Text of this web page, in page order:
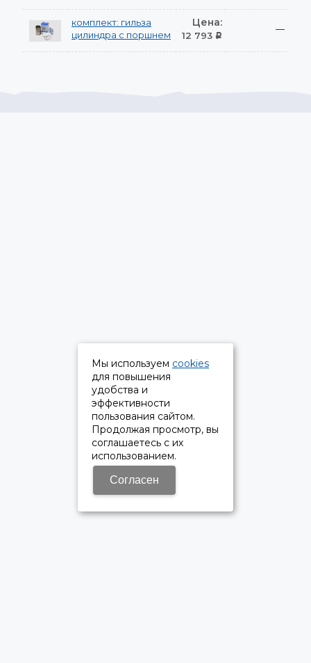
комплект: гильза
цилиндра с поршнем
Цена:
12 793 Р
—
Мы используем cookies
для повышения
удобства и
эффективности
пользования сайтом.
Продолжая просмотр, вы
соглашаетесь с их
использованием.
Согласен